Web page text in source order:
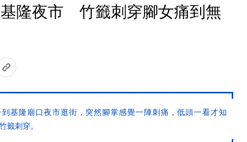
隆夜市 竹籤刺穿腳女痛到無
基隆廟口夜市逛街，突然腳掌感覺一陣刺痛，低頭一看才知
籤刺穿。